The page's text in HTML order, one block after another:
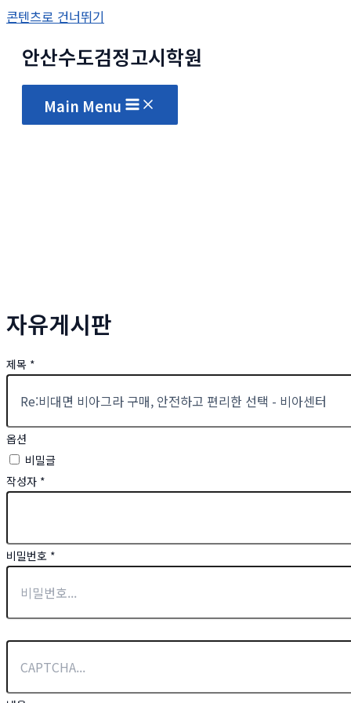
콘텐츠로 건너뛰기
안산수도검정고시학원
Main Menu
자유게시판
제목 *
옵션
비밀글
작성자 *
비밀번호 *